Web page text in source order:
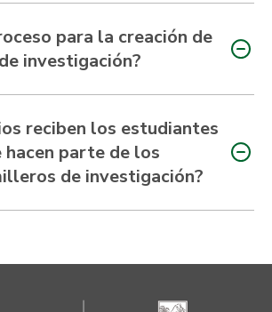
para la creación de
investigación?
reciben los estudiantes
hacen parte de los
de investigación?